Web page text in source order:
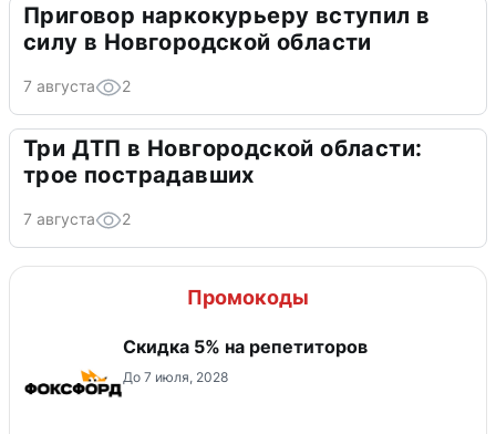
Приговор наркокурьеру вступил в
силу в Новгородской области
7 августа 2
Три ДТП в Новгородской области:
трое пострадавших
7 августа 2
Промокоды
Скидка 5% на репетиторов
До 7 июля, 2028